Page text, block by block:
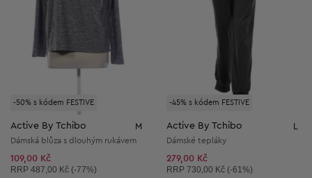
-50% s kódem FESTIVE
Active By Tchibo M
Dámská blůza s dlouhým rukávem
109,00 Kč
Doporučená cena:
RRP 487,00 Kč (-77%)
-45% s kódem FESTIVE
Active By Tchibo
Dámské tepláky
279,00 Kč
Doporučená cena:
RRP 730,00 Kč (-61%)